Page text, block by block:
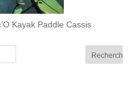
Kayak Paddle Cassis